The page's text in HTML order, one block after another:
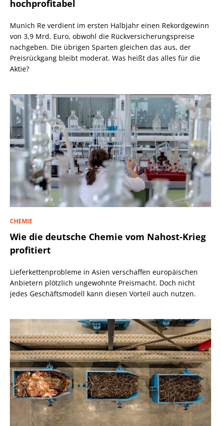
hochprofitabel
Munich Re verdient im ersten Halbjahr einen Rekordgewinn
von 3,9 Mrd. Euro, obwohl die Rückversicherungspreise
nachgeben. Die übrigen Sparten gleichen das aus, der
Preisrückgang bleibt moderat. Was heißt das alles für die
Aktie?
CHEMIE
Wie die deutsche Chemie vom Nahost-Krieg
profitiert
Lieferkettenprobleme in Asien verschaffen europäischen
Anbietern plötzlich ungewohnte Preismacht. Doch nicht
jedes Geschäftsmodell kann diesen Vorteil auch nutzen.